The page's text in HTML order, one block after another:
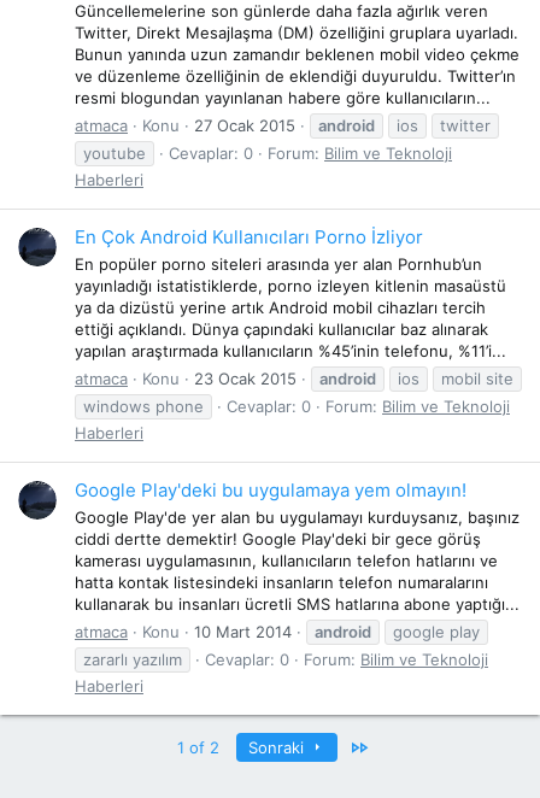
Güncellemelerine son günlerde daha fazla ağırlık veren
Twitter, Direkt Mesajlaşma (DM) özelliğini gruplara uyarladı.
Bunun yanında uzun zamandır beklenen mobil video çekme
ve düzenleme özelliğinin de eklendiği duyuruldu. Twitter’ın
resmi blogundan yayınlanan habere göre kullanıcıların...
atmaca
Konu 27 Ocak 2015 android ios
twitter
youtube
Cevaplar: 0 Forum: Bilim ve Teknoloji
Haberleri
En Çok Android Kullanıcıları Porno İzliyor
En popüler porno siteleri arasında yer alan Pornhub’un
yayınladığı istatistiklerde, porno izleyen kitlenin masaüstü
ya da dizüstü yerine artık Android mobil cihazları tercih
ettiği açıklandı. Dünya çapındaki kullanıcılar baz alınarak
yapılan araştırmada kullanıcıların %45’inin telefonu, %11’i...
atmaca
Konu 23 Ocak 2015 android ios
mobil site
windows phone
Cevaplar: 0 Forum: Bilim ve Teknoloji
Haberleri
Google Play'deki bu uygulamaya yem olmayın!
Google Play'de yer alan bu uygulamayı kurduysanız, başınız
ciddi dertte demektir! Google Play'deki bir gece görüş
kamerası uygulamasının, kullanıcıların telefon hatlarını ve
hatta kontak listesindeki insanların telefon numaralarını
kullanarak bu insanları ücretli SMS hatlarına abone yaptığı...
atmaca
Konu 10 Mart 2014 android
google play
zararlı yazılım
Cevaplar: 0 Forum: Bilim ve Teknoloji
Haberleri
1 of 2 Sonraki Last